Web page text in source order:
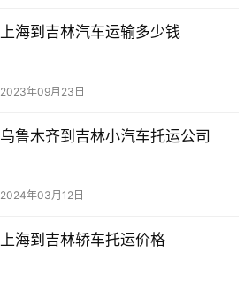
上海到吉林汽车运输多少钱
2023年09月23日
乌鲁木齐到吉林小汽车托运公司
2024年03月12日
上海到吉林轿车托运价格